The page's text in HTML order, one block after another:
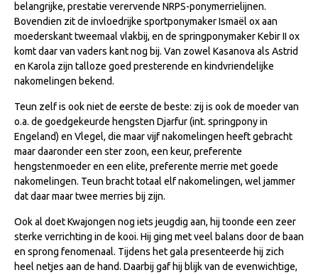
Webshop
Evenementen
NRPS Select Sale
Hengstenkeuring
Regionale Keuringen
Nationale Keuring
Sport
Wereldkampioenschap Jonge Paarden
belangrijke, prestatie verervende NRPS-ponymerrielijnen.
Bovendien zit de invloedrijke sportponymaker Ismaël ox aan
moederskant tweemaal vlakbij, en de springponymaker Kebir II ox
komt daar van vaders kant nog bij. Van zowel Kasanova als Astrid
en Karola zijn talloze goed presterende en kindvriendelijke
nakomelingen bekend.
Teun zelf is ook niet de eerste de beste: zij is ook de moeder van
o.a. de goedgekeurde hengsten Djarfur (int. springpony in
Engeland) en Vlegel, die maar vijf nakomelingen heeft gebracht
maar daaronder een ster zoon, een keur, preferente
hengstenmoeder en een elite, preferente merrie met goede
nakomelingen. Teun bracht totaal elf nakomelingen, wel jammer
dat daar maar twee merries bij zijn.
Ook al doet Kwajongen nog iets jeugdig aan, hij toonde een zeer
sterke verrichting in de kooi. Hij ging met veel balans door de baan
en sprong fenomenaal. Tijdens het gala presenteerde hij zich
heel netjes aan de hand. Daarbij gaf hij blijk van de evenwichtige,